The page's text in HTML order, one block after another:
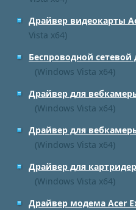
Драйвер видеокарты
Vista x64)
Беспроводной сетевой
(Windows Vista x64)
Драйвер для
(Windows Vista x64)
Драйвер для
(Windows Vista x64)
Драйвер для
(Windows Vista x64)
Драйвер модема Acer